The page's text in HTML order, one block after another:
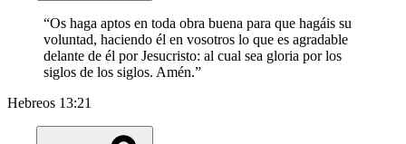
“Os haga aptos en toda obra buena para que hagáis su
voluntad, haciendo él en vosotros lo que es agradable
delante de él por Jesucristo: al cual sea gloria por los
siglos de los siglos. Amén.”
Hebreos 13:21